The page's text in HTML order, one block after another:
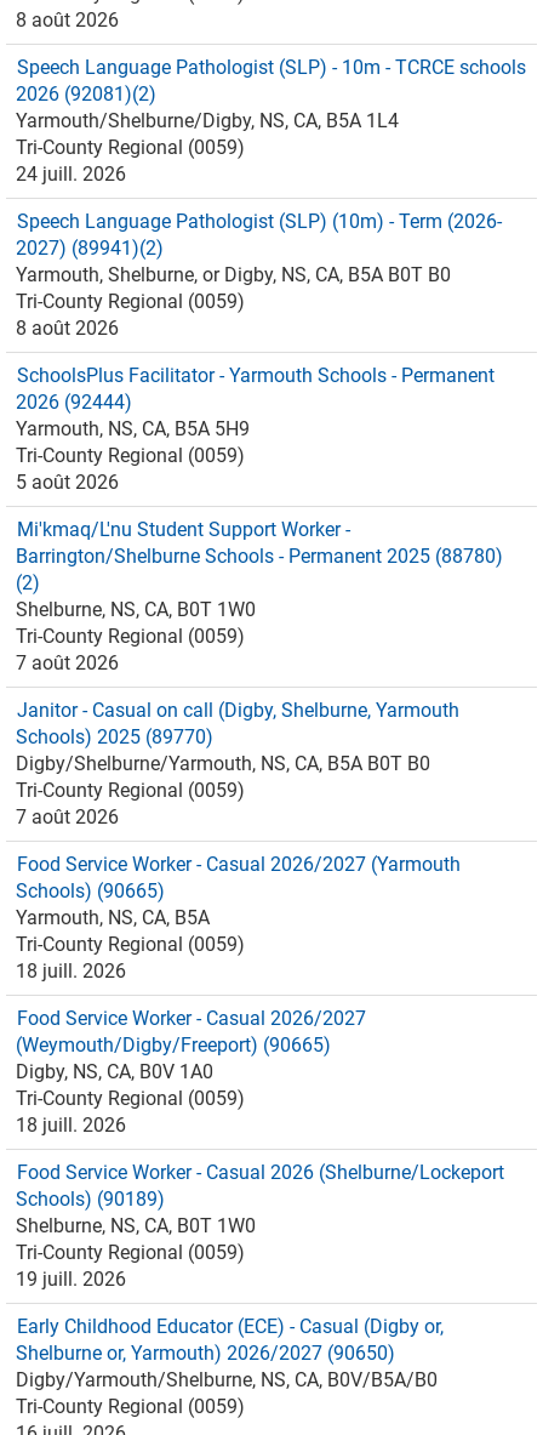
8 août 2026
Speech Language Pathologist (SLP) - 10m - TCRCE schools
2026 (92081)(2)
Yarmouth/Shelburne/Digby, NS, CA, B5A 1L4
Tri-County Regional (0059)
24 juill. 2026
Speech Language Pathologist (SLP) (10m) - Term (2026-
2027) (89941)(2)
Yarmouth, Shelburne, or Digby, NS, CA, B5A B0T B0
Tri-County Regional (0059)
8 août 2026
SchoolsPlus Facilitator - Yarmouth Schools - Permanent
2026 (92444)
Yarmouth, NS, CA, B5A 5H9
Tri-County Regional (0059)
5 août 2026
Mi'kmaq/L'nu Student Support Worker -
Barrington/Shelburne Schools - Permanent 2025 (88780)
(2)
Shelburne, NS, CA, B0T 1W0
Tri-County Regional (0059)
7 août 2026
Janitor - Casual on call (Digby, Shelburne, Yarmouth
Schools) 2025 (89770)
Digby/Shelburne/Yarmouth, NS, CA, B5A B0T B0
Tri-County Regional (0059)
7 août 2026
Food Service Worker - Casual 2026/2027 (Yarmouth
Schools) (90665)
Yarmouth, NS, CA, B5A
Tri-County Regional (0059)
18 juill. 2026
Food Service Worker - Casual 2026/2027
(Weymouth/Digby/Freeport) (90665)
Digby, NS, CA, B0V 1A0
Tri-County Regional (0059)
18 juill. 2026
Food Service Worker - Casual 2026 (Shelburne/Lockeport
Schools) (90189)
Shelburne, NS, CA, B0T 1W0
Tri-County Regional (0059)
19 juill. 2026
Early Childhood Educator (ECE) - Casual (Digby or,
Shelburne or, Yarmouth) 2026/2027 (90650)
Digby/Yarmouth/Shelburne, NS, CA, B0V/B5A/B0
Tri-County Regional (0059)